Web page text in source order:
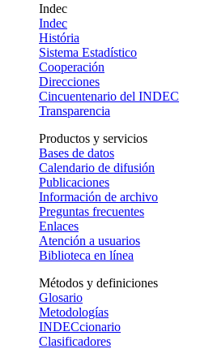
Indec
Indec
História
Sistema Estadístico
Cooperación
Direcciones
Cincuentenario del INDEC
Transparencia
Productos y servicios
Bases de datos
Calendario de difusión
Publicaciones
Información de archivo
Preguntas frecuentes
Enlaces
Atención a usuarios
Biblioteca en línea
Métodos y definiciones
Glosario
Metodologías
INDECcionario
Clasificadores